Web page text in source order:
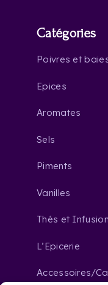
Catégories
Poivres et
Epices
Aromates
Sels
Piments
Vanilles
Thés et
L’Epicerie
Accessoires/